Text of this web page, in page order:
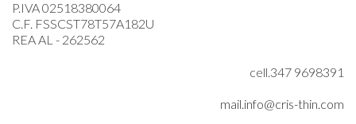
P.IVA 02518380064
C.F. FSSCST78T57A182U
REA AL - 262562
cell.347 9698391
mail.info@cris-thin.com